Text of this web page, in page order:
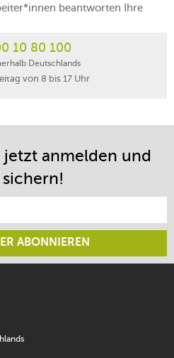
beantworten Ihre
10 80 100
Deutschlands
von 8 bis 17 Uhr
anmelden und
sichern!
ABONNIEREN